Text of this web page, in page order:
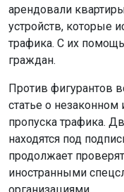
арендовали
устройств, которые
трафика. С их
граждан.
Против фигурантов
статье о
пропуска трафика.
находятся под
продолжает
иностранными
организациями.